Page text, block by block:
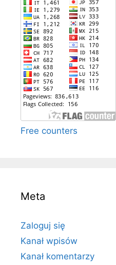
Free counters
Meta
Zaloguj się
Kanał wpisów
Kanał komentarzy